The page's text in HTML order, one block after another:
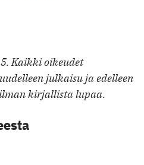
Kaikki oikeudet
julkaisu ja edelleen
kirjallista lupaa.